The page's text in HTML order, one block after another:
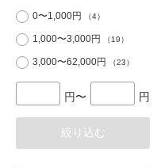
0〜1,000円
（4）
1,000〜3,000円 （19）
3,000〜62,000円 （23）
円〜 円
絞り込む